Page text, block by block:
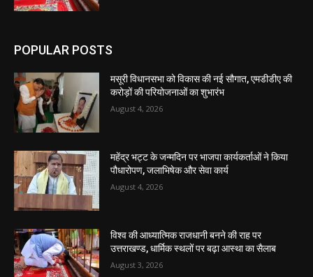
POPULAR POSTS
मसूरी विधानसभा को विकास की नई सौगात, एमडीडीए की
करोड़ों की परियोजनाओं का शुभारंभ
August 4, 2026
महेंद्र भट्ट के जन्मदिन पर भाजपा कार्यकर्ताओं ने किया
पौधारोपण, जलाभिषेक और सेवा कार्य
August 4, 2026
विश्व की आध्यात्मिक राजधानी बनने की राह पर
उत्तराखण्ड, धार्मिक स्थलों पर बढ़ा आस्था का सैलाब
August 3, 2026